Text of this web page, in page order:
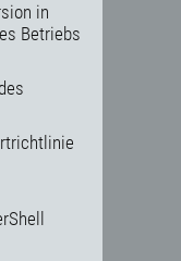
in
Betriebs